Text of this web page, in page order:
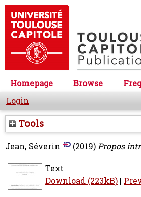
Homepage Browse
Login
Tools
Jean, Séverin (2019)Propos
Text
Download (223kB) |